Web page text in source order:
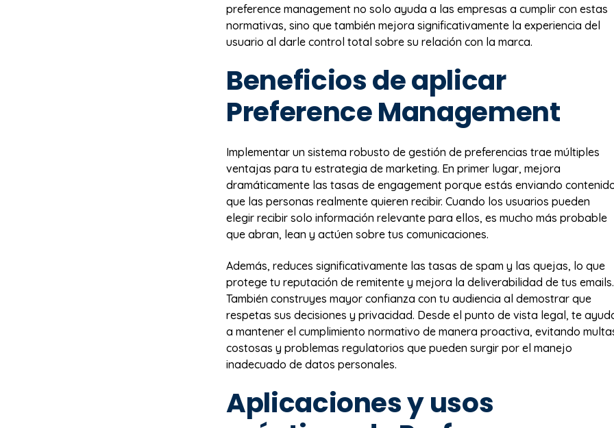
preference management no solo ayuda a las empresas a cumplir con estas
normativas, sino que también mejora significativamente la experiencia del
usuario al darle control total sobre su relación con la marca.
Beneficios de aplicar
Preference Management
Implementar un sistema robusto de gestión de preferencias trae múltiples
ventajas para tu estrategia de marketing. En primer lugar, mejora
dramáticamente las tasas de engagement porque estás enviando
que las personas realmente quieren recibir. Cuando los usuarios pueden
elegir recibir solo información relevante para ellos, es mucho más probable
que abran, lean y actúen sobre tus comunicaciones.
Además, reduces significativamente las tasas de spam y las quejas, lo que
protege tu reputación de remitente y mejora la deliverabilidad de tus emails.
También construyes mayor confianza con tu audiencia al demostrar que
respetas sus decisiones y privacidad. Desde el punto de vista legal, te
a mantener el cumplimiento normativo de manera proactiva, evitando
costosas y problemas regulatorios que pueden surgir por el manejo
inadecuado de datos personales.
Aplicaciones y usos